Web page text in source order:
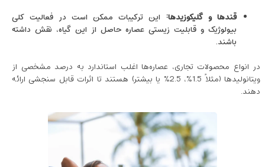
قندها و گلیکوزیدها: این ترکیبات ممکن است در فعالیت کلی
بیولوژیک و قابلیت زیستی عصاره حاصل از این گیاه، نقش داشته
باشند.
در انواع محصولات تجاری، عصاره‌ها اغلب استاندارد به درصد مشخصی از
ویتانولیدها (مثلاً 1.5%، 2.5% یا بیشتر) هستند تا اثرات قابل سنجشی ارائه
دهند.